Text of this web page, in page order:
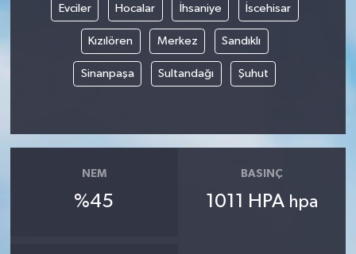
Evciler Hocalar İhsaniye İscehisar
Kızılören Merkez Sandıklı
Sinanpaşa Sultandağı Şuhut
NEM
%45
BASINÇ
1011 HPA hpa
YUNUSEMRE
MANİSA'YI KEŞFET
TÜRKİYE'DE TREND HABERLER